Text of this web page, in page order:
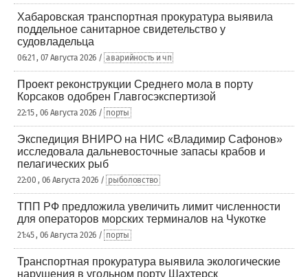
Хабаровская транспортная прокуратура выявила
поддельное санитарное свидетельство у
судовладельца
06:21 , 07 Августа 2026 / аварийность и чп
Проект реконструкции Среднего мола в порту
Корсаков одобрен Главгосэкспертизой
22:15 , 06 Августа 2026 / порты
Экспедиция ВНИРО на НИС «Владимир Сафонов»
исследовала дальневосточные запасы крабов и
пелагических рыб
22:00 , 06 Августа 2026 / рыболовство
ТПП РФ предложила увеличить лимит численности
для операторов морских терминалов на Чукотке
21:45 , 06 Августа 2026 / порты
Транспортная прокуратура выявила экологические
нарушения в угольном порту Шахтерск